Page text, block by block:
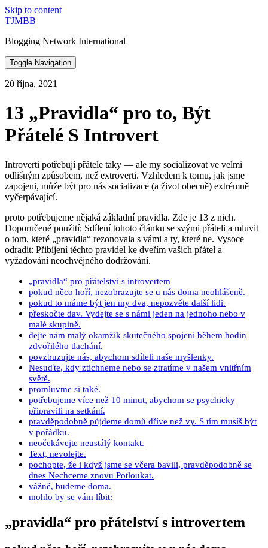
Skip to content
TJMBB
Blogging Network International
Toggle Navigation
20 října, 2021
13 „Pravidla“ pro to, Být
Přátelé S Introvert
Introverti potřebují přátele taky — ale my socializovat ve velmi
odlišným způsobem, než extroverti. Vzhledem k tomu, jak jsme
zapojeni, může být pro nás socializace (a život obecně) extrémně
vyčerpávající.
proto potřebujeme nějaká základní pravidla. Zde je 13 z nich.
Doporučené použití: Sdílení tohoto článku se svými přáteli a mluvit
o tom, které „pravidla“ rezonovala s vámi a ty, které ne. Vysoce
odradit: Přibíjení těchto pravidel ke dveřím vašich přátel a
vyžadování neochvějného dodržování.
„pravidla“ pro přátelství s introvertem
pokud něco hoří, nezobrazujte se u nás doma neohlášeně.
pokud to máme být jen my dva, nepozvěte další lidi.
přeskočte dav. Vydejte se s námi jeden na jednoho nebo v
malé skupině.
dejte nám malý okamžik skutečného spojení během hodin
zdvořilého tlachání.
povzbuzujte nás, abychom sdíleli naše myšlenky.
Nesuďte, kdy ztichneme nebo se ztratíme v našem vnitřním
světě.
promluvme si také.
potřebujeme více než 10 minut, abychom se psychicky
připravili na setkání.
pravděpodobně půjdeme domů dříve než vy. S tím musíš být
v pořádku.
neočekávejte neustálý kontakt.
Text, nevolejte.
pochopte, že i když jsme se včera bavili, pravděpodobně se
dnes Nechceme znovu Potloukat.
vážně, budeme doma.
mohlo by se vám líbit:
„pravidla“ pro přátelství s introvertem